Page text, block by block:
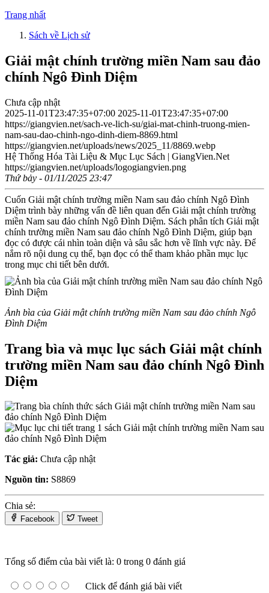
Trang nhất
Sách về Lịch sử
Giải mật chính trường miền Nam sau đảo
chính Ngô Đình Diệm
Chưa cập nhật
2025-11-01T23:47:35+07:00 2025-11-01T23:47:35+07:00
https://giangvien.net/sach-ve-lich-su/giai-mat-chinh-truong-mien-
nam-sau-dao-chinh-ngo-dinh-diem-8869.html
https://giangvien.net/uploads/news/2025_11/8869.webp
Hệ Thống Hóa Tài Liệu & Mục Lục Sách | GiangVien.Net
https://giangvien.net/uploads/logogiangvien.png
Thứ bảy - 01/11/2025 23:47
Cuốn Giải mật chính trường miền Nam sau đảo chính Ngô Đình
Diệm trình bày những vấn đề liên quan đến Giải mật chính trường
miền Nam sau đảo chính Ngô Đình Diệm. Sách phân tích Giải mật
chính trường miền Nam sau đảo chính Ngô Đình Diệm, giúp bạn
đọc có được cái nhìn toàn diện và sâu sắc hơn về lĩnh vực này. Để
nắm rõ nội dung cụ thể, bạn đọc có thể tham khảo phần mục lục
trong mục chi tiết bên dưới.
Ảnh bìa của Giải mật chính trường miền Nam sau đảo chính Ngô
Đình Diệm
Trang bìa và mục lục sách Giải mật chính
trường miền Nam sau đảo chính Ngô Đình
Diệm
Tác giả: Chưa cập nhật
Nguồn tin: S8869
Chia sẻ:
Facebook Tweet
Tổng số điểm của bài viết là: 0 trong 0 đánh giá
Click để đánh giá bài viết